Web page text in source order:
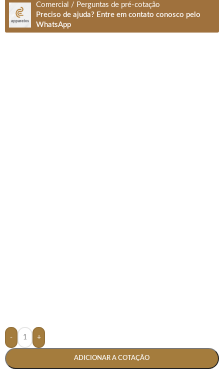
Comercial / Perguntas de pré-cotação
Preciso de ajuda? Entre em contato conosco pelo
WhatsApp
- +
ADICIONAR A COTAÇÃO